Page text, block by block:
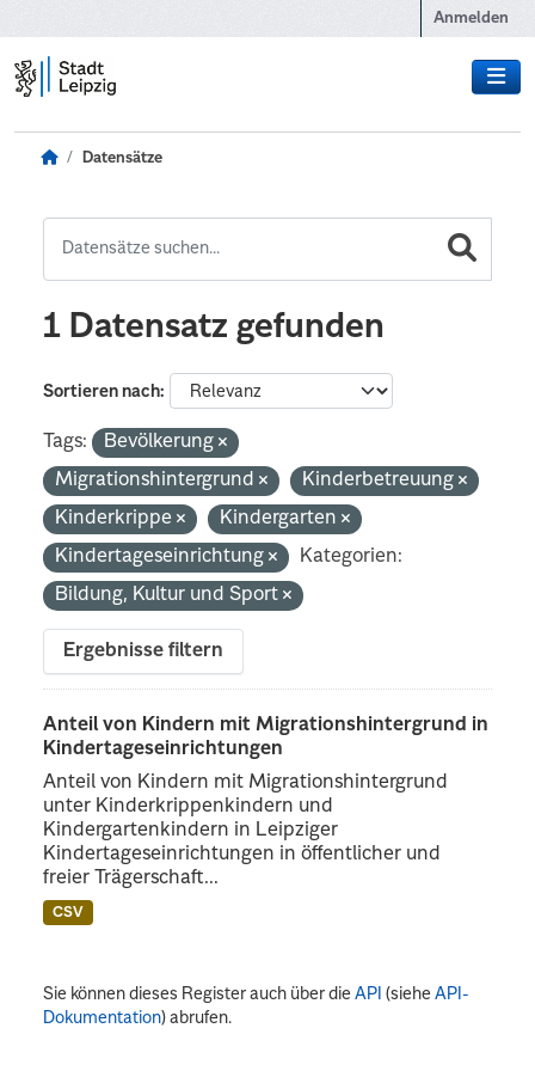
Anmelden
Datensätze
1 Datensatz gefunden
Sortieren nach
Tags:
Bevölkerung
Migrationshintergrund
Kinderbetreuung
Kinderkrippe
Kindergarten
Kindertageseinrichtung
Kategorien:
Bildung, Kultur und Sport
Ergebnisse filtern
Anteil von Kindern mit Migrationshintergrund in
Kindertageseinrichtungen
Anteil von Kindern mit Migrationshintergrund
unter Kinderkrippenkindern und
Kindergartenkindern in Leipziger
Kindertageseinrichtungen in öffentlicher und
freier Trägerschaft...
CSV
Sie können dieses Register auch über dieAPI (sieheAPI-
Dokumentation) abrufen.